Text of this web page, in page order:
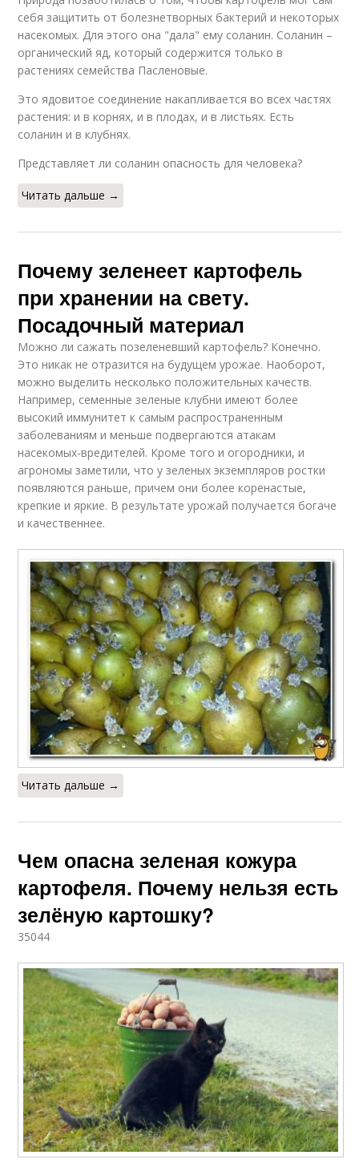
себя защитить от болезнетворных бактерий и некоторых
насекомых. Для этого она "дала" ему соланин. Соланин –
органический яд, который содержится только в
растениях семейства Пасленовые.
Это ядовитое соединение накапливается во всех частях
растения: и в корнях, и в плодах, и в листьях. Есть
соланин и в клубнях.
Представляет ли соланин опасность для человека?
Читать дальше →
Почему зеленеет картофель
при хранении на свету.
Посадочный материал
Можно ли сажать позеленевший картофель? Конечно.
Это никак не отразится на будущем урожае. Наоборот,
можно выделить несколько положительных качеств.
Например, семенные зеленые клубни имеют более
высокий иммунитет к самым распространенным
заболеваниям и меньше подвергаются атакам
насекомых-вредителей. Кроме того и огородники, и
агрономы заметили, что у зеленых экземпляров ростки
появляются раньше, причем они более коренастые,
крепкие и яркие. В результате урожай получается богаче
и качественнее.
Читать дальше →
Чем опасна зеленая кожура
картофеля. Почему нельзя есть
зелёную картошку?
35044